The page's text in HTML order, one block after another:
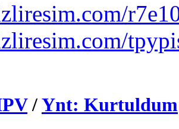
/Ynt: Kurtuldum